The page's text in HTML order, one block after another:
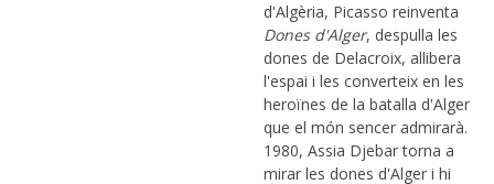
d'Algèria, Picasso reinventa
Dones d'Alger, despulla les
dones de Delacroix, allibera
l'espai i les converteix en les
heroïnes de la batalla d'Alger
que el món sencer admirarà.
1980, Assia Djebar torna a
mirar les dones d'Alger i hi